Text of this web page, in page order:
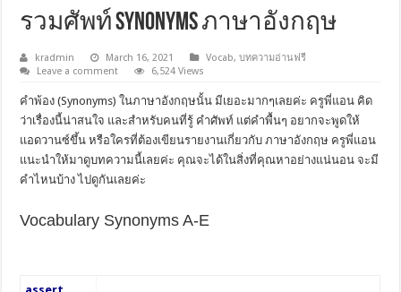
รวมศัพท์ Synonyms ภาษาอังกฤษ
kradmin March 16, 2021 Vocab,บทความอ่านฟรี
Leave a comment
6,524 Views
คำพ้อง (Synonyms) ในภาษาอังกฤษนั้น มีเยอะมากๆเลยค่ะ ครูพี่แอน คิด
ว่าเรื่องนี้น่าสนใจ และสำหรับคนที่รู้ คำศัพท์ แต่คำพื้นๆ อยากจะพูดให้
แอดวานซ์ขึ้น หรือใครที่ต้องเขียนรายงานเกี่ยวกับ ภาษาอังกฤษ ครูพี่แอน
แนะนำให้มาดูบทความนี้เลยค่ะ คุณจะได้ในสิ่งที่คุณหาอย่างแน่นอน จะมี
คำไหนบ้าง ไปดูกันเลยค่ะ
Vocabulary Synonyms A-E